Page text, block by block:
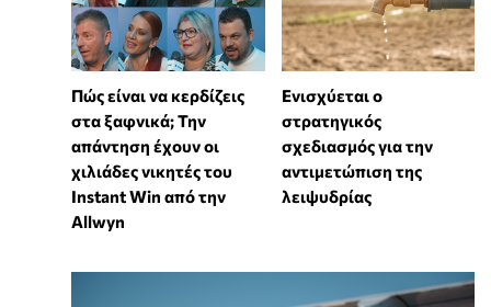
Πώς είναι να κερδίζεις
στα ξαφνικά; Την
απάντηση έχουν οι
χιλιάδες νικητές του
Instant Win από την
Allwyn
Ενισχύεται ο
στρατηγικός
σχεδιασμός για την
αντιμετώπιση της
λειψυδρίας